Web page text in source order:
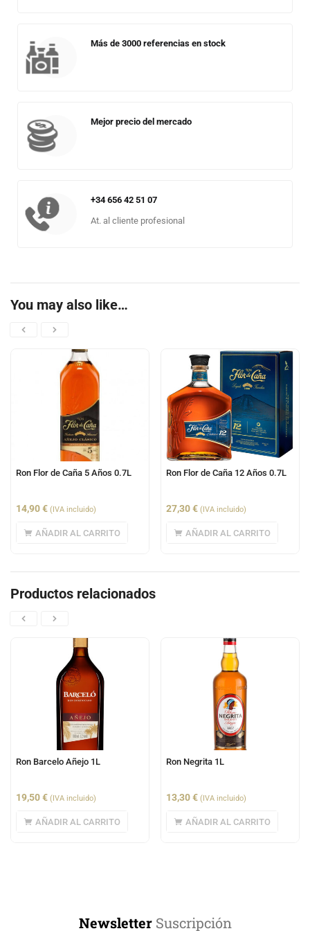
Más de 3000 referencias en stock
Mejor precio del mercado
+34 656 42 51 07
At. al cliente profesional
You may also like…
Ron Flor de Caña 5 Años 0.7L
14,90€ (IVA incluido)
AÑADIR AL CARRITO
Ron Flor de Caña 12 Años 0.7L
27,30€ (IVA incluido)
AÑADIR AL CARRITO
Productos relacionados
Ron Barcelo Añejo 1L
19,50€ (IVA incluido)
AÑADIR AL CARRITO
Ron Negrita 1L
13,30€ (IVA incluido)
AÑADIR AL CARRITO
NewsletterSuscripción